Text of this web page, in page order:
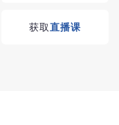
获取直播课